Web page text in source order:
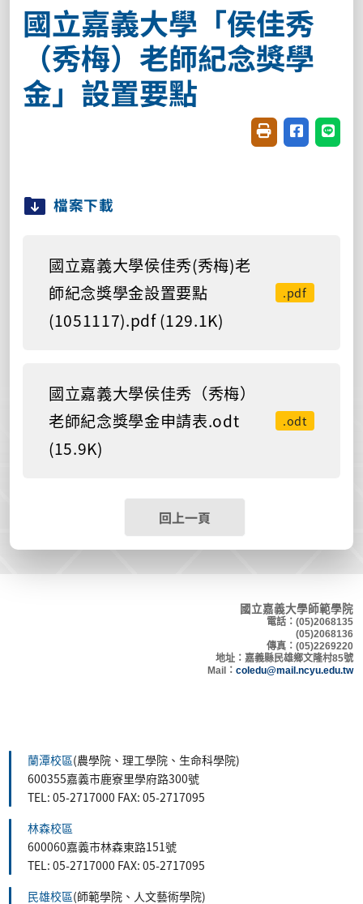
國立嘉義大學「侯佳秀
（秀梅）老師紀念獎學
金」設置要點
友善列印(開新視
分享至臉書
分享
檔案下載
國立嘉義大學侯佳秀(秀梅)老
師紀念獎學金設置要點
(1051117).pdf (129.1K)
.pdf
國立嘉義大學侯佳秀（秀梅）
老師紀念獎學金申請表.odt
(15.9K)
.odt
回上一頁
國立嘉義大學師範學院
電話：(05)2068135
(05)2068136
傳真：(05)2269220
地址：嘉義縣民雄鄉文隆村85號
Mail： coledu@mail.ncyu.edu.tw
蘭潭校區(農學院、理工學院、生命科學院)
600355嘉義市鹿寮里學府路300號
TEL: 05-2717000 FAX: 05-2717095
林森校區
600060嘉義市林森東路151號
TEL: 05-2717000 FAX: 05-2717095
民雄校區(師範學院、人文藝術學院)